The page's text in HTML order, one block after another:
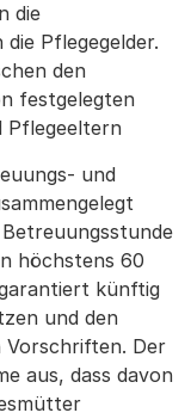
die
Pflegegelder.
den
festgelegten
Pflegeeltern
und
höchstens 60
künftig
und den
Vorschriften. Der
aus, dass davon